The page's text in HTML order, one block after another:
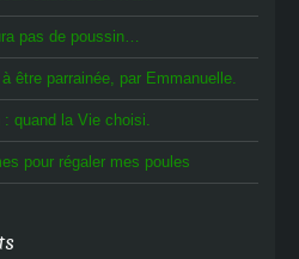
pas de poussin…
être parrainée, par Emmanuelle.
quand la Vie choisi.
pour régaler mes poules